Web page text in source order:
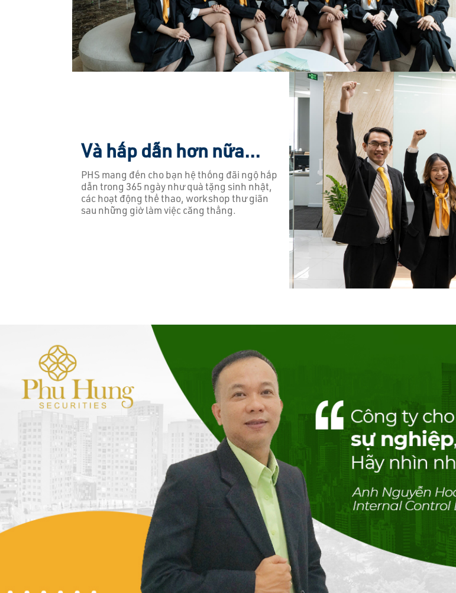
Và hấp dẫn hơn nữa...
PHS mang đến cho bạn hệ thống đãi ngộ hấp
dẫn trong 365 ngày như quà tặng sinh nhật,
các hoạt động thể thao, workshop thư giãn
sau những giờ làm việc căng thẳng.